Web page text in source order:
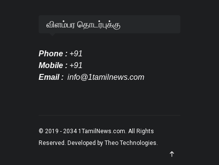
விளம்பர தொடர்புக்கு
Phone : +91
Mobile : +91
Email : info@1tamilnews.com
© 2019 - 2034 1TamilNews.com . All Rights
Reserved. Developed by Theo Technologies